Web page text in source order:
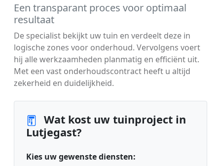
Een transparant proces voor optimaal
resultaat
De specialist bekijkt uw tuin en verdeelt deze in
logische zones voor onderhoud. Vervolgens voert
hij alle werkzaamheden planmatig en efficiënt uit.
Met een vast onderhoudscontract heeft u altijd
zekerheid en duidelijkheid.
Wat kost uw tuinproject in
Lutjegast?
Kies uw gewenste diensten: